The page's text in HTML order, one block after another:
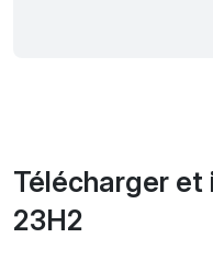
Télécharger et
23H2